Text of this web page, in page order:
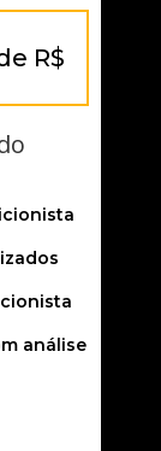
R$
análise